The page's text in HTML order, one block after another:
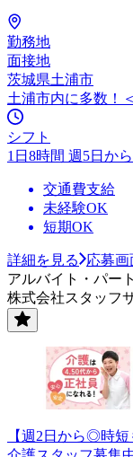
勤務地
面接地
茨城県土浦市
土浦市内に多数！
シフト
1日8時間 週5日か
交通費支給
未経験OK
短期OK
詳細を見る
応募画
アルバイト・パート
株式会社スタッフ
【週2日から◎時